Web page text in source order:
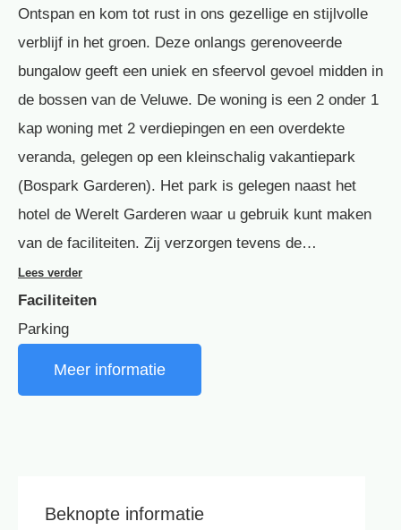
Ontspan en kom tot rust in ons gezellige en stijlvolle
verblijf in het groen. Deze onlangs gerenoveerde
bungalow geeft een uniek en sfeervol gevoel midden in
de bossen van de Veluwe. De woning is een 2 onder 1
kap woning met 2 verdiepingen en een overdekte
veranda, gelegen op een kleinschalig vakantiepark
(Bospark Garderen). Het park is gelegen naast het
hotel de Werelt Garderen waar u gebruik kunt maken
van de faciliteiten. Zij verzorgen tevens de…
Lees verder
Faciliteiten
Parking
Meer informatie
Beknopte informatie